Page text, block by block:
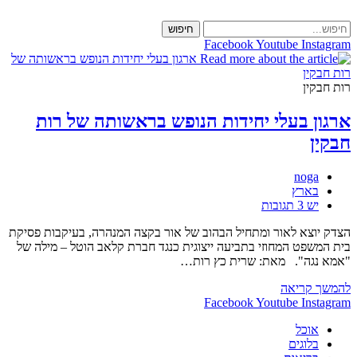
to
content
חיפוש
FacebookYoutube Instagram
רות חבקין
ארגון בעלי יחידות הנופש בראשותה של רות
חבקין
מחבר:
noga
קטגוריה:
בארץ
תגובות:
יש 3 תגובות
הצדק יוצא לאור ומתחיל הבהוב של אור בקצה המנהרה, בעיקבות פסיקת
בית המשפט המחוזי בתביעה ייצוגית כנגד חברת קלאב הוטל – מילה של
"אמא נגה". מאת: שרית כץ רות…
להמשך קריאהארגון
בעלי FacebookYoutube Instagram
אוכל
בלוגים